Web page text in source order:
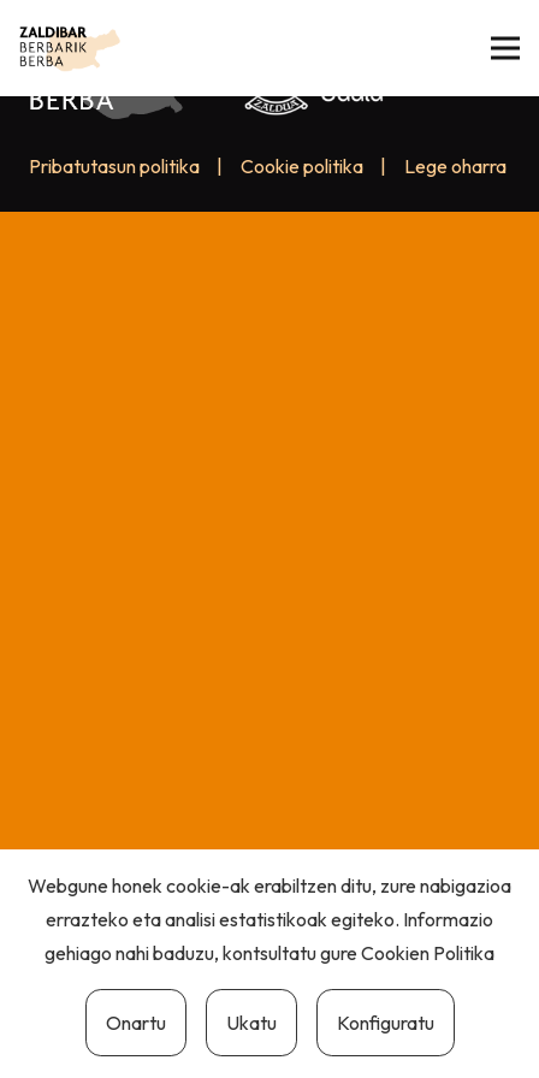
Pribatutasun politika Cookie politika Lege oharra
Webgune honek cookie-ak erabiltzen ditu, zure nabigazioa
errazteko eta analisi estatistikoak egiteko. Informazio
gehiago nahi baduzu, kontsultatu gureCookien Politika
Onartu Ukatu Konfiguratu